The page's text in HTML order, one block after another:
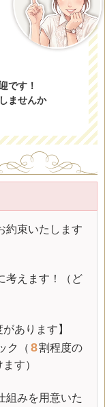
です！
ませんか
約束いたします
考えます！（ど
あります】
ク（ 8割程度の
す）
組みを用意いた